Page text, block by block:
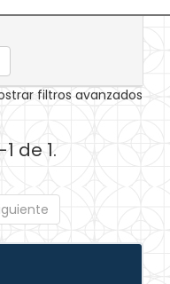
filtros avanzados
de 1.